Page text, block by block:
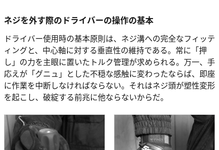
ネジを外す際のドライバーの操作の基本
ドライバー使用時の基本原則は、ネジ溝への完全なフィッテ
ィングと、中心軸に対する垂直性の維持である。常に「押
し」の力を主眼に置いたトルク管理が求められる。万一、手
応えが「グニュ」とした不穏な感触に変わったならば、即座
に作業を中断しなければならない。それはネジ頭が塑性変形
を起こし、破綻する前兆に他ならないからだ。